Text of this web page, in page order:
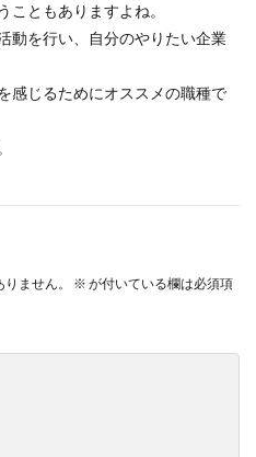
こともありますよね。
動を行い、自分のやりたい企業
感じるためにオススメの職種で
ません。 ※ が付いている欄は必須項